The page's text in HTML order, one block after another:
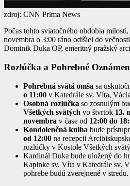
zdroj: CNN Prima News
Počas tohto sviatočného obdobia
novembra o 3:00 ráno odišiel do
Dominik Duka OP, emeritný pražský
Rozlúčka a Pohrebné
Pohrebná svätá omša sa
o 11:00 v Katedrále sv. Víta,
Osobná rozlúčka so zosnulým
Všetkých svätých vo štvrtok 13.
novembra v čase od 12:00 do
Kondolenčná kniha bude
od 12:00 na recepcii
rozlúčky v Kostole Všetkých
Kardinál Duka bude uložený do
Kaplnke sv. Víta v Katedrále sv.
pohrebe budú zverejnené v stredu.